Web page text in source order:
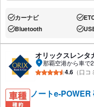
あり:カーナビ あり:
あり:Bluetooth あり:
オリックスレンタ
那覇空港から車で
4.6 （口コ
ノートe-POWER